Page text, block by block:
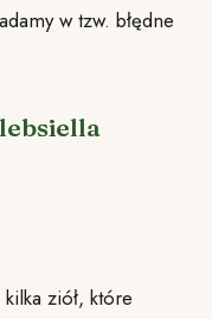
w tzw. błędne
ziół, które